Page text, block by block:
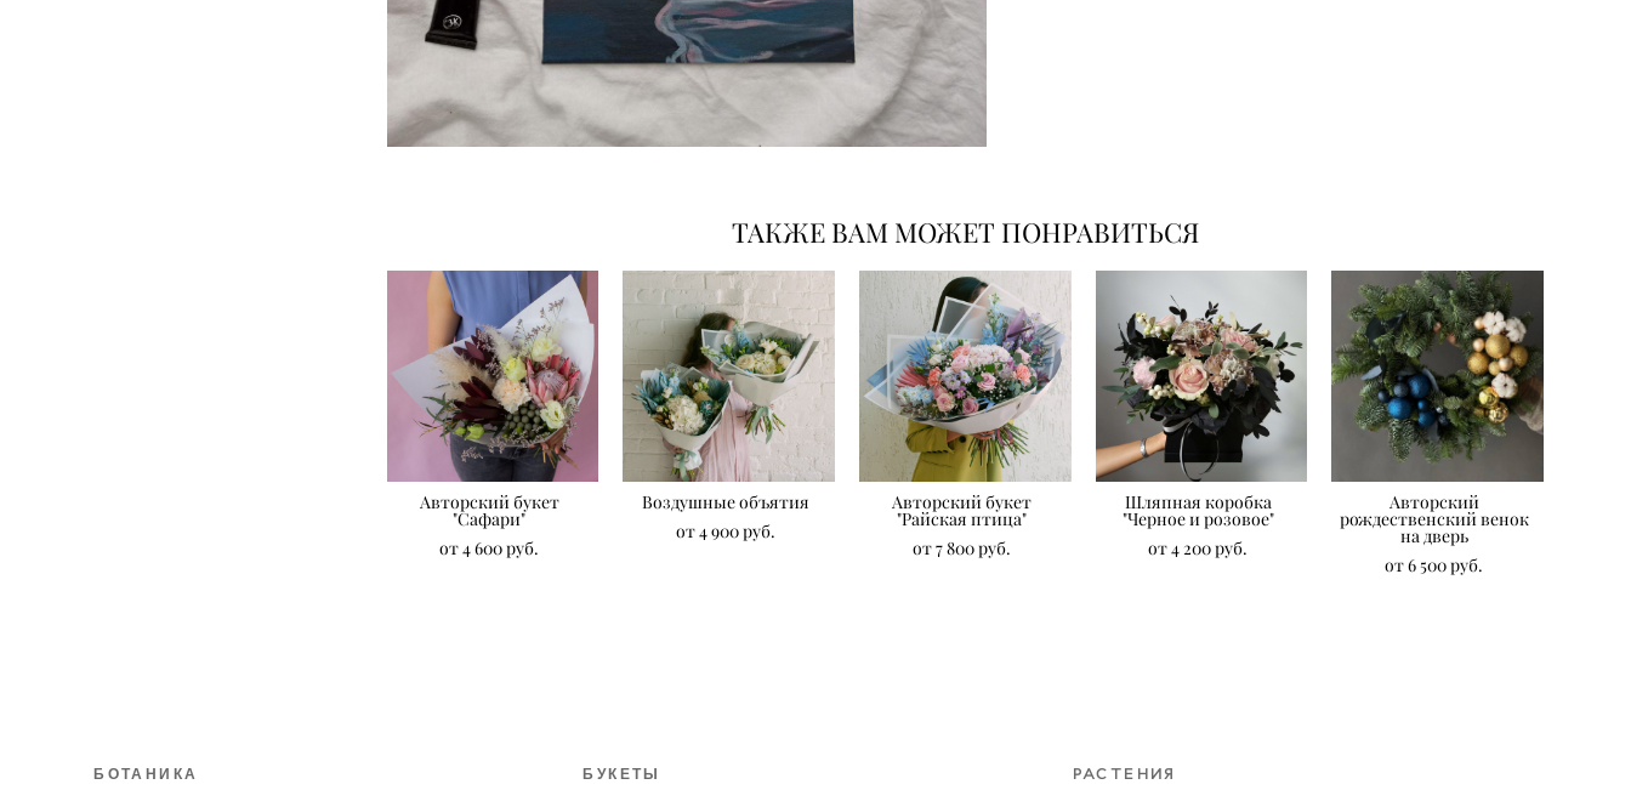
ТАКЖЕ ВАМ МОЖЕТ ПОНРАВИТЬСЯ
Авторский букет
"Сафари"
от 4 600 pуб.
Воздушные объятия
от 4 900 pуб.
Авторский букет
"Райская птица"
от 7 800 pуб.
Шляпная коробка
"Черное и розовое"
от 4 200 pуб.
Авторский
рождественский венок
на дверь
от 6 500 pуб.
БОТАНИКА БУКЕТЫ РАСТЕНИЯ